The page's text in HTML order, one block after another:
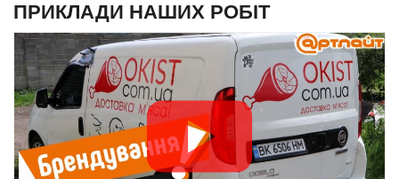
ПРИКЛАДИ НАШИХ РОБІТ